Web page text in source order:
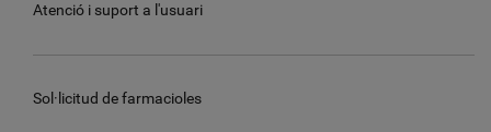
Atenció i suport a l'usuari
Sol·licitud de farmacioles